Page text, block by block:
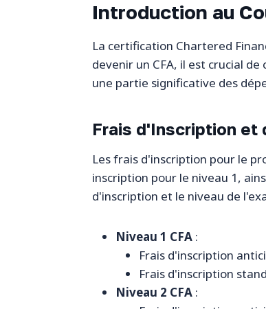
Introduction au
La certification Chartered
devenir un CFA, il est crucial
une partie significative des
Frais d'Inscription et
Les frais d'inscription pour le
inscription pour le niveau 1,
d'inscription et le niveau de
Niveau 1 CFA :
Frais d'inscription
Frais d'inscription
Niveau 2 CFA :